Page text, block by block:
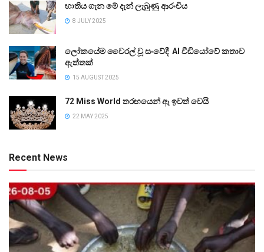
භාතිය ගැන මේ දැන් ලැබුණු ආරංචිය
8 JULY 2025
ලෝකයේම වෛරල් වූ සංවේදී AI වීඩියෝවේ කතාව
ඇත්තක්
15 AUGUST 2025
72 Miss World තරඟයෙන් ඈ ඉවත් වෙයි
22 MAY 2025
Recent News